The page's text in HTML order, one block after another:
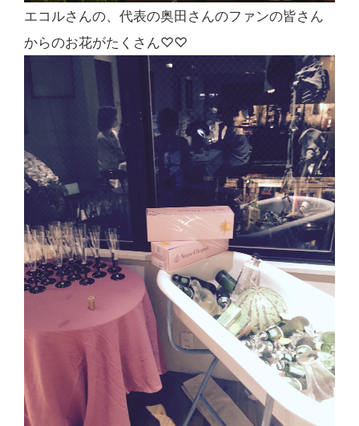
エコルさんの、代表の奥田さんのファンの皆さん
からのお花がたくさん♡♡